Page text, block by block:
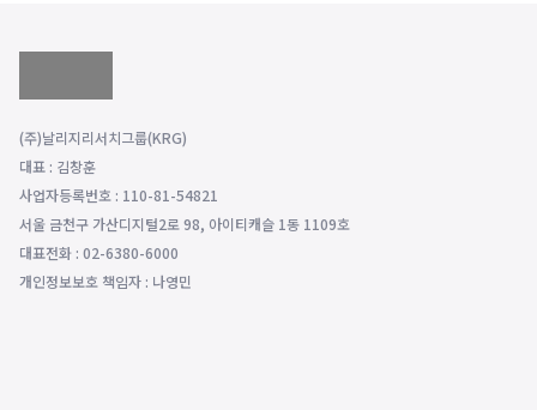
(주)날리지리서치그룹(KRG)
대표 : 김창훈
사업자등록번호 : 110-81-54821
서울 금천구 가산디지털2로 98, 아이티캐슬 1동 1109호
대표전화 : 02-6380-6000
개인정보보호 책임자 : 나영민